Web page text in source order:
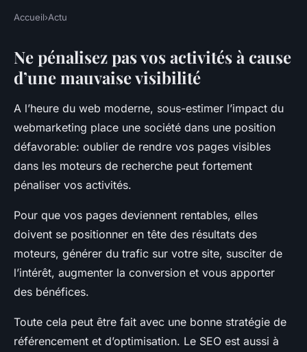
Rentabilisez vos pages web et
gagnez des clients
webmaster•12 juin 2016•2 min de lecture
Accueil›Actu
Ne pénalisez pas vos activités à cause
d’une mauvaise visibilité
A l’heure du web moderne, sous-estimer l’impact du
webmarketing place une société dans une position
défavorable: oublier de rendre vos pages visibles
dans les moteurs de recherche peut fortement
pénaliser vos activités.
Pour que vos pages deviennent rentables, elles
doivent se positionner en tête des résultats des
moteurs, générer du trafic sur votre site, susciter de
l’intérêt, augmenter la conversion et vous apporter
des bénéfices.
Toute cela peut être fait avec une bonne stratégie de
référencement et d’optimisation. Le SEO est aussi à